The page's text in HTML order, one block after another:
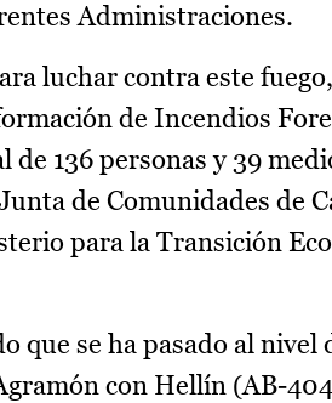
Administraciones.
luchar contra este
de Incendios
136 personas y 39
de Comunidades de
para la Transición
que se ha pasado al
con Hellín (AB-